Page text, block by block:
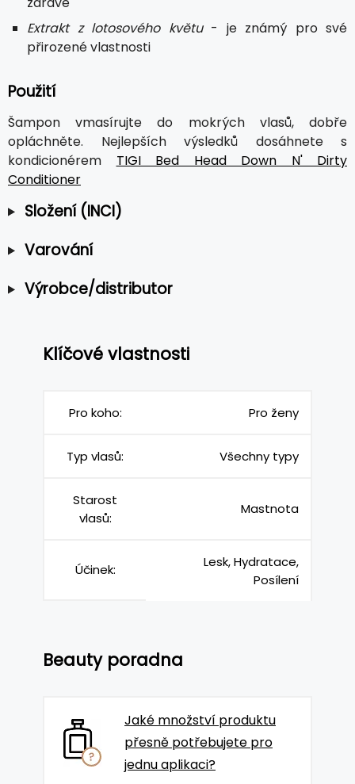
Extrakt z lotosového květu- je známý pro své
přirozené vlastnosti
Použití
Šampon vmasírujte do mokrých vlasů, dobře
opláchněte. Nejlepších výsledků dosáhnete s
kondicionérem TIGI Bed Head Down N' Dirty
Conditioner
Složení (INCI)
Varování
Výrobce/distributor
Klíčové vlastnosti
Pro koho: Pro ženy
Typ vlasů: Všechny typy
Starost
vlasů:
Mastnota
Účinek:
Lesk, Hydratace,
Posílení
Beauty poradna
Jaké množství produktu
přesně potřebujete pro
jednu aplikaci?